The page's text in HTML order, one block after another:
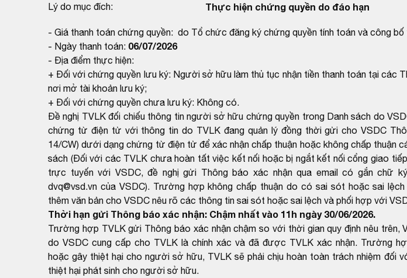
Lý do mục đích: Thực hiện chứng quyền do đáo hạn
- Giá thanh toán chứng quyền: do Tổ chức đăng ký chứng quyền tính toán và công bố
- Ngày thanh toán: 06/07/2026
- Địa điểm thực hiện:
+ Đối với chứng quyền lưu ký: Người sở hữu làm thủ tục nhận tiền thanh toán tại các
nơi mở tài khoản lưu ký;
+ Đối với chứng quyền chưa lưu ký: Không có.
Đề nghị TVLK đối chiếu thông tin người sở hữu chứng quyền trong Danh sách do
chứng từ điện tử với thông tin do TVLK đang quản lý đồng thời gửi cho VSDC
14/CW) dưới dạng chứng từ điện tử để xác nhận chấp thuận hoặc không chấp thuận
sách (Đối với các TVLK chưa hoàn tất việc kết nối hoặc bị ngắt kết nối cổng giao
trực tuyến với VSDC, đề nghị gửi Thông báo xác nhận qua email có gắn chữ
dvq@vsd.vn của VSDC). Trường hợp không chấp thuận do có sai sót hoặc sai
thêm văn bản cho VSDC nêu rõ các thông tin sai sót hoặc sai lệch và phối hợp với
Thời hạn gửi Thông báo xác nhận: Chậm nhất vào 11h ngày 30/06/2026.
Trường hợp TVLK gửi Thông báo xác nhận chậm so với thời gian quy định nêu trên,
do VSDC cung cấp cho TVLK là chính xác và đã được TVLK xác nhận. Trường
hoặc gây thiệt hại cho người sở hữu, TVLK sẽ phải chịu hoàn toàn trách nhiệm đối
thiệt hại phát sinh cho người sở hữu.